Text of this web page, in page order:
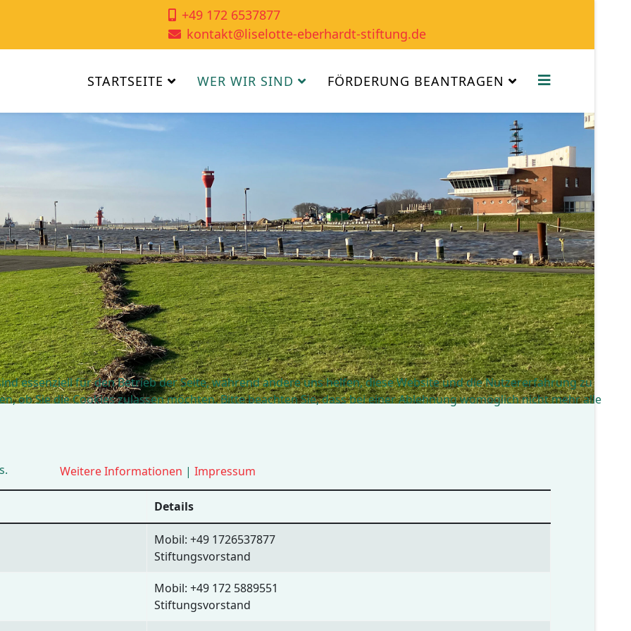
+49 172 6537877
kontakt@liselotte-eberhardt-stiftung.de
STARTSEITE WER WIR SIND FÖRDERUNG BEANTRAGEN
Details
Mobil: +49 1726537877
Stiftungsvorstand
Mobil: +49 172 5889551
Stiftungsvorstand
essenziell für den Betrieb der Seite, während andere uns helfen, diese Website und die Nutzererfahrung zu
ob Sie die Cookies zulassen möchten. Bitte beachten Sie, dass bei einer Ablehnung womöglich nicht mehr alle
Weitere Informationen | Impressum